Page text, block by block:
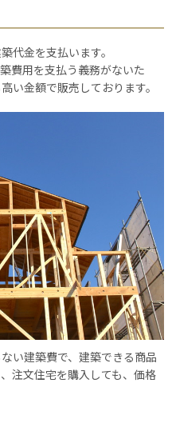
代金を支払います。
費用を支払う義務がないた
い金額で販売しております。
い建築費で、建築できる商品
注文住宅を購入しても、価格